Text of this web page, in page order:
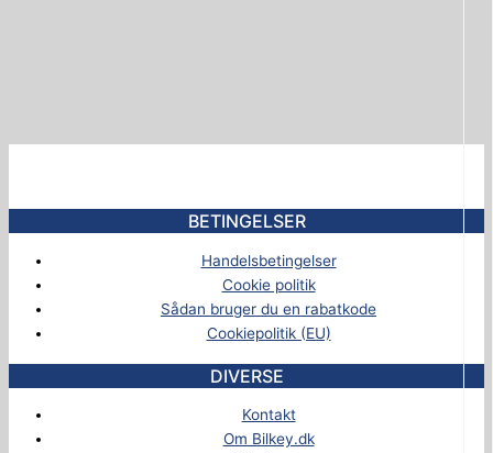
BETINGELSER
Handelsbetingelser
Cookie politik
Sådan bruger du en rabatkode
Cookiepolitik (EU)
DIVERSE
Kontakt
Om Bilkey.dk